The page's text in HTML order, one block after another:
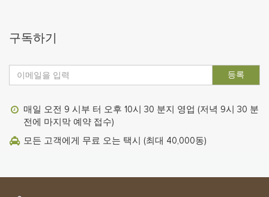
구독하기
등록
매일 오전 9 시부 터 오후 10시 30 분지 영업 (저녁 9시 30 분
전에 마지막 예약 접수)
모든 고객에게 무료 오는 택시 (최대 40,000동)